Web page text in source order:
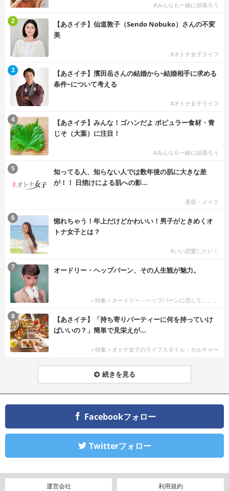
#みんなも一緒に頑張ろう
【あさイチ】仙道敦子（Sendo Nobuko）さんの不変
美
#オトナ女子ライフ
2
【あさイチ】濱田岳さんの結婚から~結婚相手に求める
条件~について考える
#オトナ女子ライフ
3
【あさイチ】みんな！ゴハンだよ ポピュラー食材・青
じそ（大葉）に注目！
#みんなも一緒に頑張ろう
4
知ってる人、知らない人では数年後の肌に大きな差
が！！ 日焼けによる肌への影...
美容・メイク
5
惚れちゃう！年上だけどかわいい！男子がときめくオ
トナ女子とは？
#いい恋愛したい！
6
オードリー・ヘップバーン、その人生観が魅力。
＜特集＞オードリー・ヘップバーンに恋して。。。
7
【あさイチ】「持ち寄りパーティーに何を持っていけ
ばいいの？」簡単で見栄えが...
＜特集＞オトナ女子のライフスタイル・カルチャー
8
続きを見る
Facebookフォロー
Twitterフォロー
運営会社 利用規約